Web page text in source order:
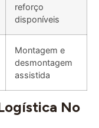
disponíveis
Montagem e
desmontagem
assistida
No